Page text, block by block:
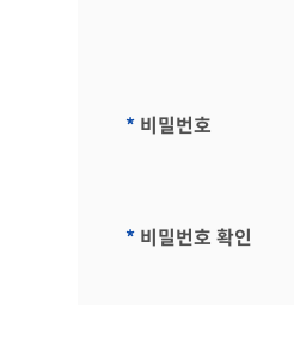
*비밀번호
*비밀번호 확인